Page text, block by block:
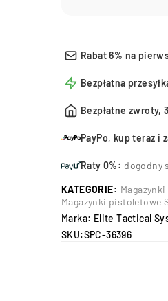
Rabat 6% na
Bezpłatna
Bezpłatne zwroty,
PayPo, kup teraz i
Raty 0%: dogodny
KATEGORIE:
Magazynki pistoletowe
Marka: Elite Tactical
SKU:SPC-36396